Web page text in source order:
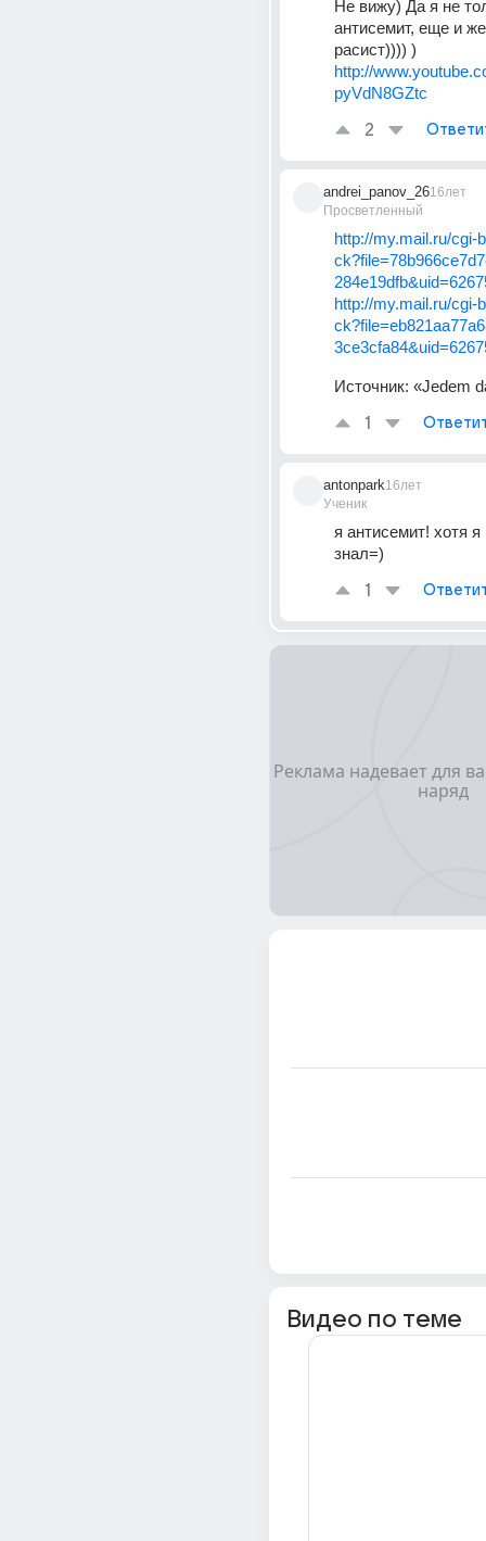
Не вижу) Да я не
антисемит, еще и
расист)))) )
http://
pyVdN8GZtc
2
andrei_panov_26
Просветленный
16лет
http://my.mail.ru/cgi-
http://my.mail.ru/cgi-
Источник: «Jedem
1
antonpark
Ученик
16лет
я антисемит! хотя я
знал=)
1
Видео по теме